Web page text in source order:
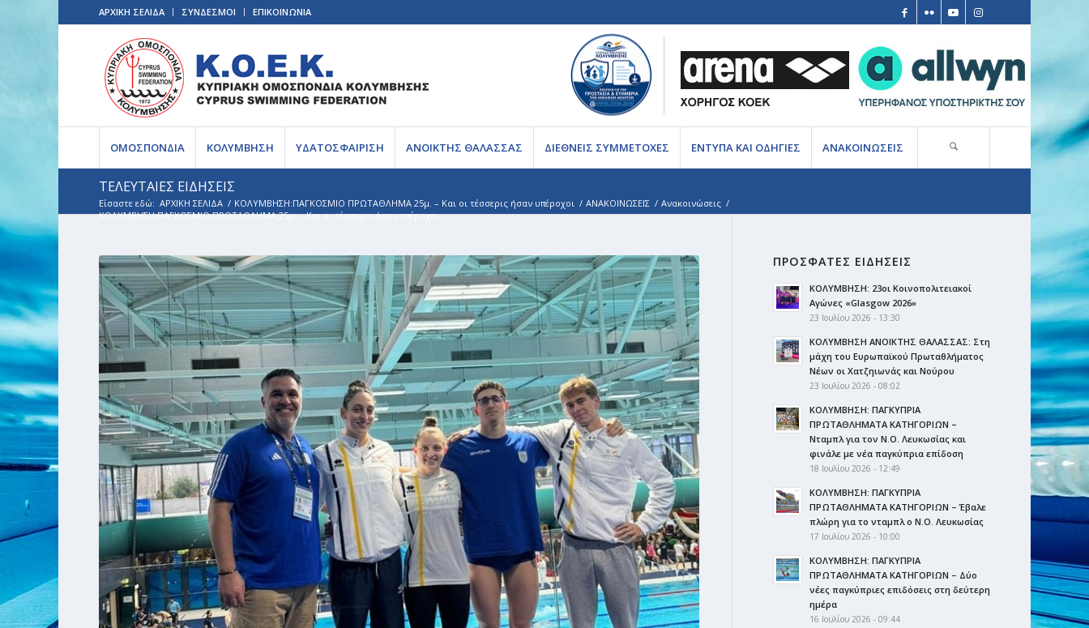
ΑΡΧΙΚΗ ΣΕΛΙΔΑ ΣΥΝΔΕΣΜΟΙ ΕΠΙΚΟΙΝΩΝΙΑ
ΟΜΟΣΠΟΝΔΙΑ ΚΟΛΥΜΒΗΣΗ ΥΔΑΤΟΣΦΑΙΡΙΣΗ ΑΝΟΙΚΤΗΣ ΘΑΛΑΣΣΑΣ ΔΙΕΘΝΕΙΣ ΣΥΜΜΕΤΟΧΕΣ ΕΝΤΥΠΑ ΚΑΙ ΟΔΗΓΙΕΣ ΑΝΑΚΟΙΝΩΣΕΙΣ
ΤΕΛΕΥΤΑΙΕΣ ΕΙΔΗΣΕΙΣ
Είσαστε εδώ: ΑΡΧΙΚΗ ΣΕΛΙΔΑ / ΚΟΛΥΜΒΗΣΗ:ΠΑΓΚΟΣΜΙΟ ΠΡΩΤΑΘΛΗΜΑ 25μ. – Και οι τέσσερις ήσαν υπέροχοι / ΑΝΑΚΟΙΝΩΣΕΙΣ / Ανακοινώσεις /
ΚΟΛΥΜΒΗΣΗ:ΠΑΓΚΟΣΜΙΟ ΠΡΩΤΑΘΛΗΜΑ 25μ. – Και οι τέσσερις ήσαν υπέροχο...
ΠΡΟΣΦΑΤΕΣ ΕΙΔΗΣΕΙΣ
ΚΟΛΥΜΒΗΣΗ: 23οι Κοινοπολιτειακοί
Αγώνες «Glasgow 2026»
23 Ιουλίου 2026 - 13:30
ΚΟΛΥΜΒΗΣΗ ΑΝΟΙΚΤΗΣ ΘΑΛΑΣΣΑΣ: Στη
μάχη του Ευρωπαϊκού Πρωταθλήματος
Νέων οι Χατζηιωνάς και Νούρου
23 Ιουλίου 2026 - 08:02
ΚΟΛΥΜΒΗΣΗ: ΠΑΓΚΥΠΡΙΑ
ΠΡΩΤΑΘΛΗΜΑΤΑ ΚΑΤΗΓΟΡΙΩΝ –
Νταμπλ για τον Ν.Ο. Λευκωσίας και
φινάλε με νέα παγκύπρια επίδοση
18 Ιουλίου 2026 - 12:49
ΚΟΛΥΜΒΗΣΗ: ΠΑΓΚΥΠΡΙΑ
ΠΡΩΤΑΘΛΗΜΑΤΑ ΚΑΤΗΓΟΡΙΩΝ – Έβαλε
πλώρη για το νταμπλ ο Ν.Ο. Λευκωσίας
17 Ιουλίου 2026 - 10:00
ΚΟΛΥΜΒΗΣΗ: ΠΑΓΚΥΠΡΙΑ
ΠΡΩΤΑΘΛΗΜΑΤΑ ΚΑΤΗΓΟΡΙΩΝ – Δύο
νέες παγκύπριες επιδόσεις στη δεύτερη
ημέρα
16 Ιουλίου 2026 - 09:44